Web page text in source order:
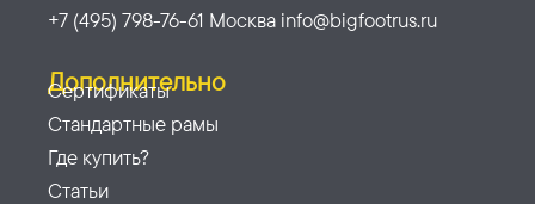
+7 (495) 798-76-61 Москва info@bigfootrus.ru
Дополнительно
Сертификаты
Стандартные рамы
Где купить?
Статьи